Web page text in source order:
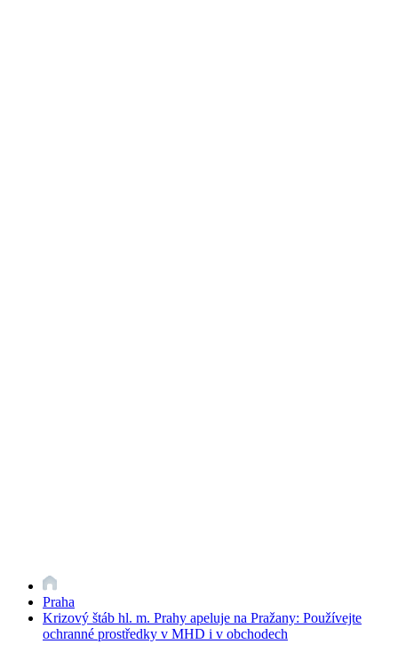
Praha
Krizový štáb hl. m. Prahy apeluje na Pražany: Používejte
ochranné prostředky v MHD i v obchodech